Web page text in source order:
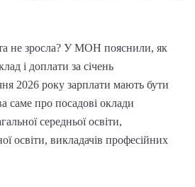
не зросла? У МОН пояснили, як
і доплати за січень
2026 року зарплати мають бути
саме про посадові оклади
середньої освіти,
освіти, викладачів професійних